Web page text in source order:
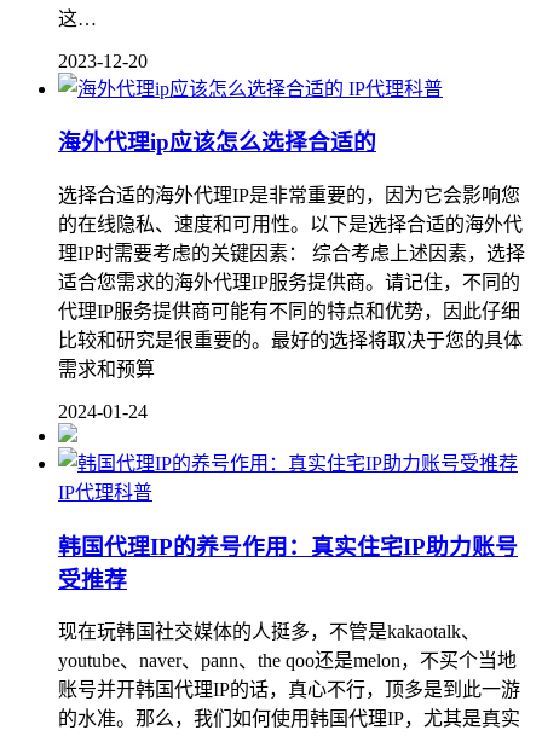
这…
2023-12-20
IP代理科普
海外代理ip应该怎么选择合适的
选择合适的海外代理IP是非常重要的，因为它会影响您
的在线隐私、速度和可用性。以下是选择合适的海外代
理IP时需要考虑的关键因素： 综合考虑上述因素，选择
适合您需求的海外代理IP服务提供商。请记住，不同的
代理IP服务提供商可能有不同的特点和优势，因此仔细
比较和研究是很重要的。最好的选择将取决于您的具体
需求和预算
2024-01-24
IP代理科普
韩国代理IP的养号作用：真实住宅IP助力账号
受推荐
现在玩韩国社交媒体的人挺多，不管是kakaotalk、
youtube、naver、pann、the qoo还是melon，不买个当地
账号并开韩国代理IP的话，真心不行，顶多是到此一游
的水准。那么，我们如何使用韩国代理IP，尤其是真实